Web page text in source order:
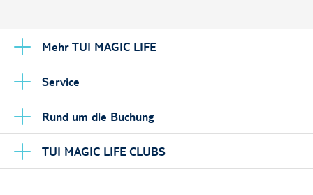
Mehr TUI MAGIC LIFE
Service
Rund um die Buchung
TUI MAGIC LIFE CLUBS